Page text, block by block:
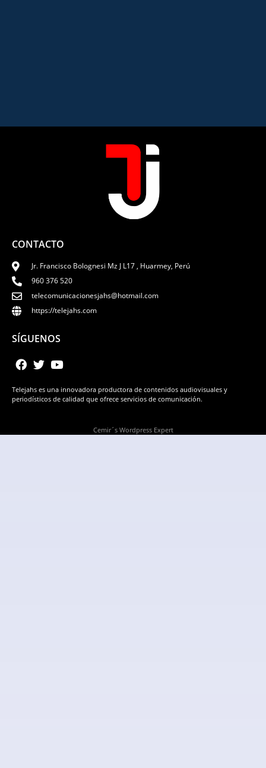
CONTACTO
Jr. Francisco Bolognesi Mz J L17 , Huarmey, Perú
960 376 520
telecomunicacionesjahs@hotmail.com
https://telejahs.com
SÍGUENOS
Telejahs es una innovadora productora de contenidos audiovisuales y
periodísticos de calidad que ofrece servicios de comunicación.
Cemir´s Wordpress Expert